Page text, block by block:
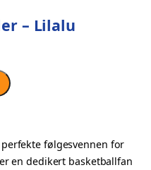
– Lilalu
følgesvennen for
en dedikert basketballfan